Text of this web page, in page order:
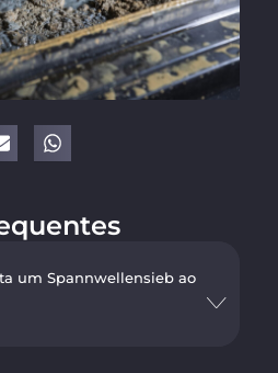
um Spannwellensieb ao